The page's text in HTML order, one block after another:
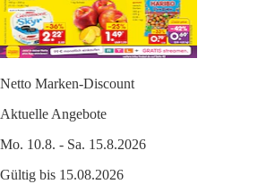
Netto Marken-Discount
Aktuelle Angebote
Mo. 10.8. - Sa. 15.8.2026
Gültig bis 15.08.2026